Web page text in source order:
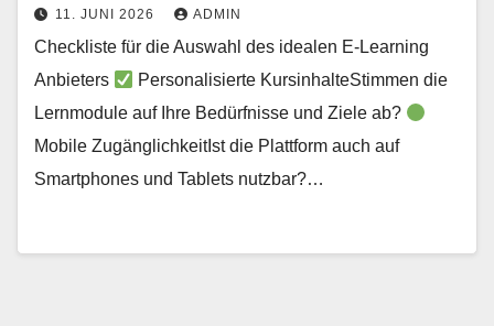
11. JUNI 2026 ADMIN
Checkliste für die Auswahl des idealen E-Learning
Anbieters
Personalisierte KursinhalteStimmen die
Lernmodule auf Ihre Bedürfnisse und Ziele ab?
Mobile ZugänglichkeitIst die Plattform auch auf
Smartphones und Tablets nutzbar?…